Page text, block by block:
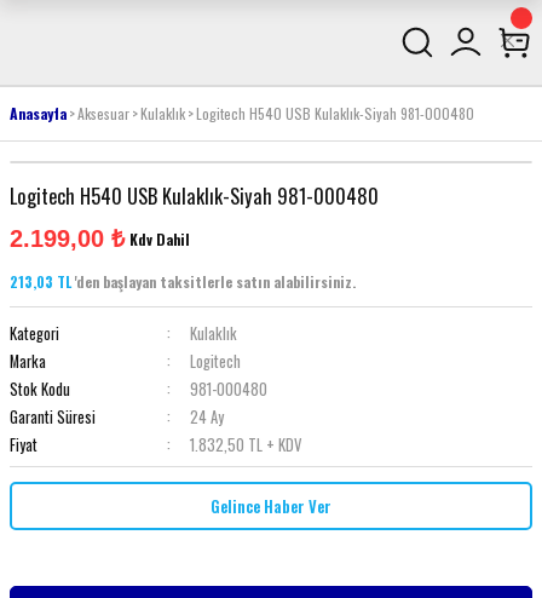
Anasayfa Aksesuar Kulaklık Logitech H540 USB Kulaklık-Siyah 981-000480
Logitech H540 USB Kulaklık-Siyah 981-000480
2.199,00 ₺ Kdv Dahil
213,03 TL'den başlayan taksitlerle satın alabilirsiniz.
Kategori
Kulaklık
Marka
Logitech
Stok Kodu
981-000480
Garanti Süresi
24 Ay
Fiyat
1.832,50 TL + KDV
Gelince Haber Ver